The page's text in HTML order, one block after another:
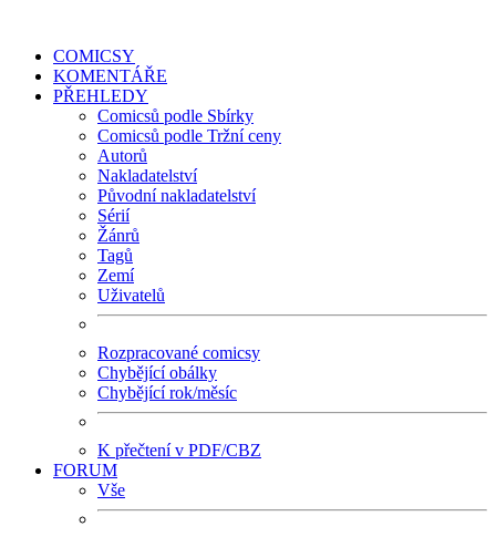
COMICSY
KOMENTÁŘE
PŘEHLEDY
Comicsů podle Sbírky
Comicsů podle Tržní ceny
Autorů
Nakladatelství
Původní nakladatelství
Sérií
Žánrů
Tagů
Zemí
Uživatelů
Rozpracované comicsy
Chybějící obálky
Chybějící rok/měsíc
K přečtení v PDF/CBZ
FORUM
Vše